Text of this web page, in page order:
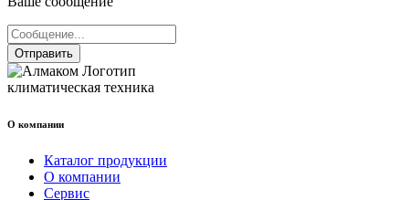
Отправить
климатическая техника
О компании
Каталог продукции
О компании
Сервис